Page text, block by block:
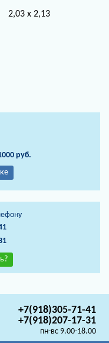
2,03 x 2,13
руб.
+7(918)305-71-41
+7(918)207-17-31
пн-вс 9.00-18.00